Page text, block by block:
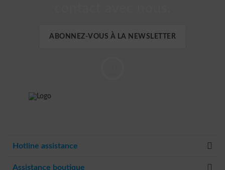
ABONNEZ-VOUS À LA NEWSLETTER
Hotline assistance
Assistance boutique